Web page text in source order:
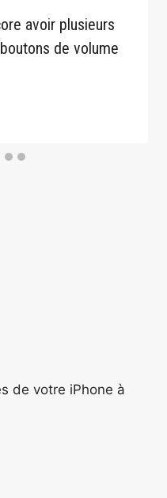
avoir plusieurs
de volume
de votre iPhone à